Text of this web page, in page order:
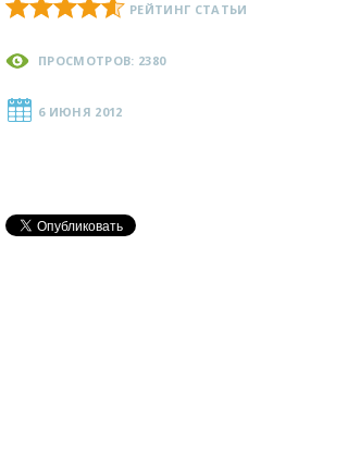
РЕЙТИНГ СТАТЬИ
ПРОСМОТРОВ: 2380
6 ИЮНЯ 2012